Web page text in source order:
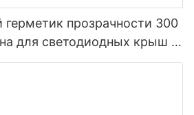
прозрачности 300
для светодиодных крыш и
силиконовый герметик